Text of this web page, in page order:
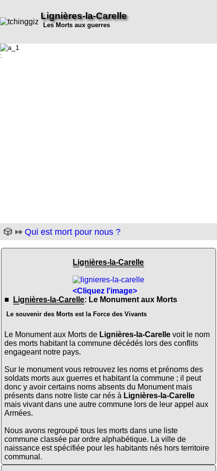
Lignières-la-Carelle
Les Morts aux guerres
:
🎲 ⤇ Qui est mort pour nous ?
Lignières-la-Carelle
<Cliquez l'image>
■
Lignières-la-Carelle: Le Monument aux Morts
Le souvenir des Morts est la Force des Vivants
Le Monument aux Morts de Lignières-la-Carellevoit le nom
des morts habitant la commune décédés lors des conflits
engageant notre pays.
Sur le monument vous retrouvez les noms et prénoms des
soldats morts aux guerres et habitant la commune ; il peut
donc y avoir certains noms absents du Monument mais
présents dans notre liste car nés à Lignières-la-Carelle
mais vivant dans une autre commune lors de leur appel aux
Armées.
Nous avons regroupé tous les morts dans une liste
commune classée par ordre alphabétique. La ville de
naissance est spécifiée pour les habitants nés hors territoire
communal.